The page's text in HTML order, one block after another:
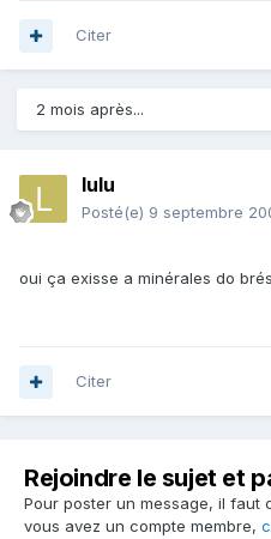
Citer
2 mois après...
lulu
Posté(e) 9 septembre
oui ça exisse a minérales do
Citer
Rejoindre le sujet et
Pour poster un message, il faut
vous avez un compte membre,